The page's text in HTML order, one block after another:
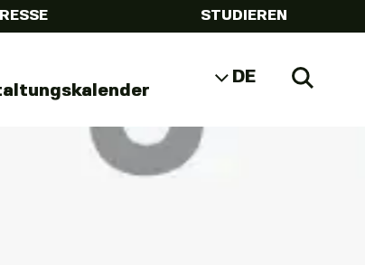
STUDIEREN
DE